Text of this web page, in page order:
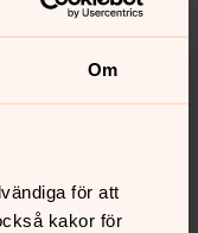
Om
för att
kakor för